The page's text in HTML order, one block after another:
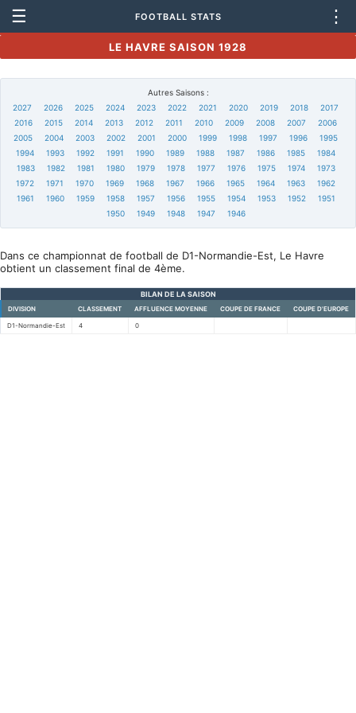
☰ FOOTBALL STATS ⋮
LE HAVRE SAISON 1928
Autres Saisons :
2027
2026 2025 2024 2023 2022 2021 2020 2019 2018
2017
2016
2015 2014 2013 2012 2011 2010 2009 2008 2007
2006
2005
2004 2003 2002 2001 2000 1999 1998 1997 1996
1995
1994
1993 1992 1991 1990 1989 1988 1987 1986 1985
1984
1983
1982 1981 1980 1979 1978 1977 1976 1975 1974
1973
1972
1971 1970 1969 1968 1967 1966 1965 1964 1963
1962
1961
1960 1959 1958 1957 1956 1955 1954 1953 1952
1951
1950
1949 1948 1947 1946
Dans ce championnat de football de D1-Normandie-Est, Le Havre
obtient un classement final de 4ème.
BILAN DE LA SAISON
DIVISION CLASSEMENT AFFLUENCE MOYENNE COUPE DE FRANCE COUPE D'EUROPE
D1-Normandie-Est 4 0